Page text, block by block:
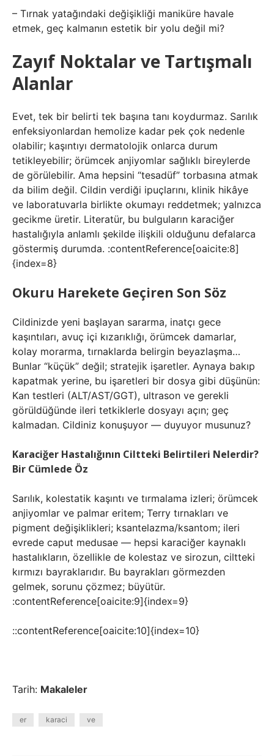
– Tırnak yatağındaki değişikliği maniküre havale
etmek, geç kalmanın estetik bir yolu değil mi?
Zayıf Noktalar ve Tartışmalı
Alanlar
Evet, tek bir belirti tek başına tanı koydurmaz. Sarılık
enfeksiyonlardan hemolize kadar pek çok nedenle
olabilir; kaşıntıyı dermatolojik onlarca durum
tetikleyebilir; örümcek anjiyomlar sağlıklı bireylerde
de görülebilir. Ama hepsini “tesadüf” torbasına atmak
da bilim değil. Cildin verdiği ipuçlarını, klinik hikâye
ve laboratuvarla birlikte okumayı reddetmek; yalnızca
gecikme üretir. Literatür, bu bulguların karaciğer
hastalığıyla anlamlı şekilde ilişkili olduğunu defalarca
göstermiş durumda. :contentReference[oaicite:8]
{index=8}
Okuru Harekete Geçiren Son Söz
Cildinizde yeni başlayan sararma, inatçı gece
kaşıntıları, avuç içi kızarıklığı, örümcek damarlar,
kolay morarma, tırnaklarda belirgin beyazlaşma…
Bunlar “küçük” değil; stratejik işaretler. Aynaya bakıp
kapatmak yerine, bu işaretleri bir dosya gibi düşünün:
Kan testleri (ALT/AST/GGT), ultrason ve gerekli
görüldüğünde ileri tetkiklerle dosyayı açın; geç
kalmadan. Cildiniz konuşuyor — duyuyor musunuz?
Karaciğer Hastalığının Ciltteki Belirtileri Nelerdir?
Bir Cümlede Öz
Sarılık, kolestatik kaşıntı ve tırmalama izleri; örümcek
anjiyomlar ve palmar eritem; Terry tırnakları ve
pigment değişiklikleri; ksantelazma/ksantom; ileri
evrede caput medusae — hepsi karaciğer kaynaklı
hastalıkların, özellikle de kolestaz ve sirozun, ciltteki
kırmızı bayraklarıdır. Bu bayrakları görmezden
gelmek, sorunu çözmez; büyütür.
:contentReference[oaicite:9]{index=9}
::contentReference[oaicite:10]{index=10}
Tarih: Makaleler
er karaci ve